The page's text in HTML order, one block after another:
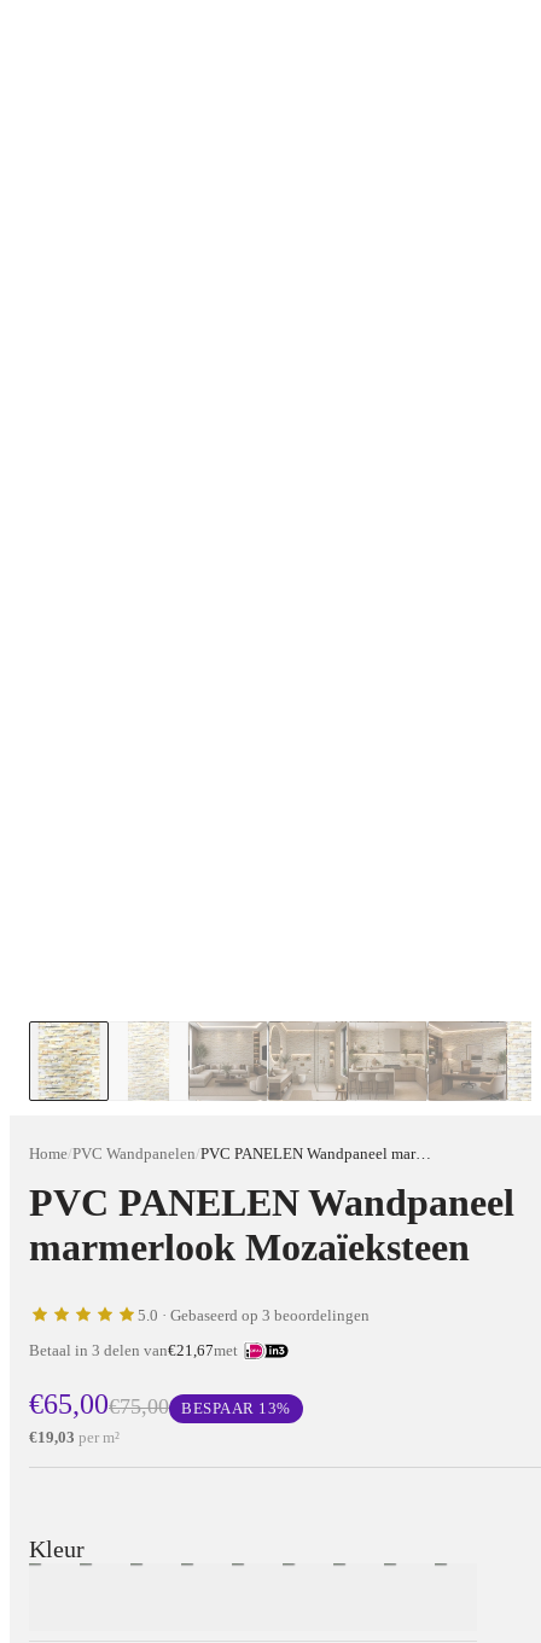
Home/PVC Wandpanelen/ PVC PANELEN Wandpaneel marmerlook Mozaïeksteen
PVC PANELEN Wandpaneel
marmerlook Mozaïeksteen
5.0 · Gebaseerd op 3 beoordelingen
Betaal in 3 delen van€21,67met
€65,00€75,00 BESPAAR 13%
€19,03 per m²
Kleur